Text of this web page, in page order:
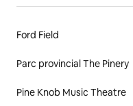
Ford Field
Parc provincial The Pinery
Pine Knob Music Theatre